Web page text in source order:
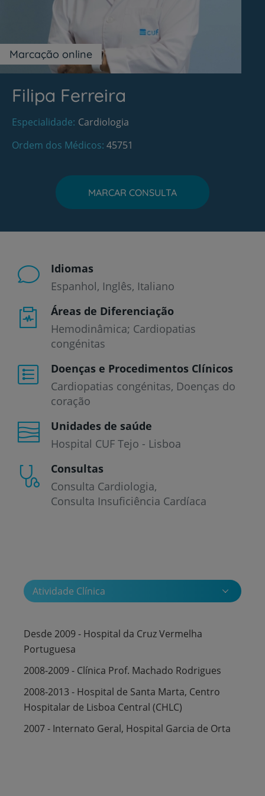
Marcação online
Filipa Ferreira
Especialidade Cardiologia
Ordem dos Médicos 45751
MARCAR CONSULTA
Idiomas
Espanhol Inglês Italiano
Áreas de Diferenciação
Hemodinâmica; Cardiopatias
congénitas
Doenças e Procedimentos Clínicos
Cardiopatias congénitas Doenças do
coração
Unidades de saúde
Hospital CUF Tejo - Lisboa
Consultas
Consulta Cardiologia
Consulta Insuficiência Cardíaca
Atividade Clínica
Desde 2009 - Hospital da Cruz Vermelha
Portuguesa
2008-2009 - Clínica Prof. Machado Rodrigues
2008-2013 - Hospital de Santa Marta, Centro
Hospitalar de Lisboa Central (CHLC)
2007 - Internato Geral, Hospital Garcia de Orta